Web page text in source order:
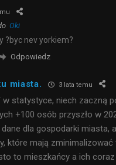
Oki
?byc nev yorkiem?
Odpowiedz
miasta. 3 lata temu
w statystyce, niech zaczną
+100 osób przyszło w
dla gospodarki miasta,
które mają
to mieszkańcy a ich coraz